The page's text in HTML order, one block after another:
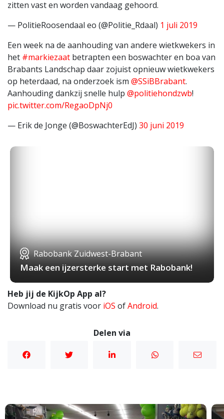
zitten vast en worden vandaag gehoord.
— PolitieRoosendaal eo (@Politie_Rdaal) 1 juli 2019
Een week na de aanhouding van andere wietkwekers in
het #markiezaat betrapten een boswachter en boa van
Brabants Landschap daar zojuist opnieuw wietkwekers
op heterdaad, na onderzoek ism @SSiBBrabant.
Aanhouding dankzij snelle hulp @politiehondzwb!
pic.twitter.com/RegaoDpNj0
— Erik de Jonge (@BoswachterEdJ) 30 juni 2019
Rabobank Zuidwest-Brabant
Maak een ijzersterke start met Rabobank!
Heb jij de KijkOp App al?
Download nu gratis voor iOS ofAndroid.
Delen via